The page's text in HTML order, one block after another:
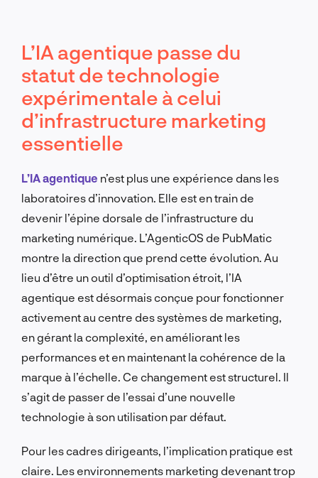
L’IA agentique passe du
statut de technologie
expérimentale à celui
d’infrastructure marketing
essentielle
L’IA agentique n’est plus une expérience dans les
laboratoires d’innovation. Elle est en train de
devenir l’épine dorsale de l’infrastructure du
marketing numérique. L’AgenticOS de PubMatic
montre la direction que prend cette évolution. Au
lieu d’être un outil d’optimisation étroit, l’IA
agentique est désormais conçue pour fonctionner
activement au centre des systèmes de marketing,
en gérant la complexité, en améliorant les
performances et en maintenant la cohérence de la
marque à l’échelle. Ce changement est structurel. Il
s’agit de passer de l’essai d’une nouvelle
technologie à son utilisation par défaut.
Pour les cadres dirigeants, l’implication pratique est
claire. Les environnements marketing devenant trop